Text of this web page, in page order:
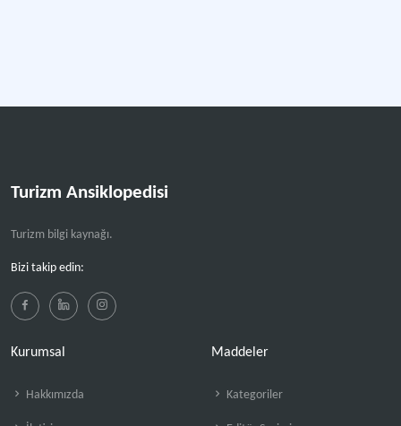
Turizm Ansiklopedisi
Turizm bilgi kaynağı.
Bizi takip edin:
Kurumsal
Hakkımızda
Maddeler
Kategoriler